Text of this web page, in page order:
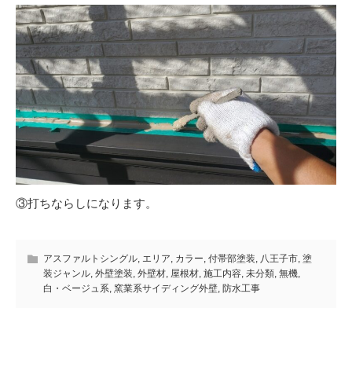
③打ちならしになります。
アスファルトシングル, エリア, カラー, 付帯部塗装, 八王子市, 塗
装ジャンル, 外壁塗装, 外壁材, 屋根材, 施工内容, 未分類, 無機,
白・ベージュ系, 窯業系サイディング外壁, 防水工事